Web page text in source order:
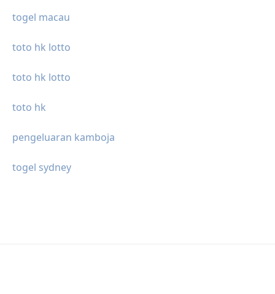
togel macau
toto hk lotto
toto hk lotto
toto hk
pengeluaran kamboja
togel sydney